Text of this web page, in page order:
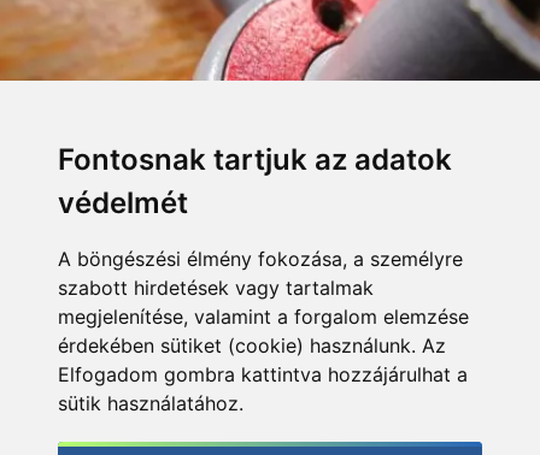
Fontosnak tartjuk az adatok
védelmét
A böngészési élmény fokozása, a személyre
szabott hirdetések vagy tartalmak
megjelenítése, valamint a forgalom elemzése
érdekében sütiket (cookie) használunk. Az
Elfogadom gombra kattintva hozzájárulhat a
sütik használatához.
Ha az alkatrészek a megfelelő pozícióban kerültek a
helyükre, az orsó szépen, finoman járt